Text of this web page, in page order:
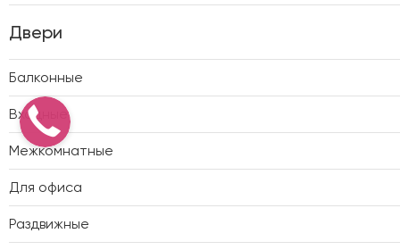
Двери
Балконные
Входные
Межкомнатные
Для офиса
Раздвижные